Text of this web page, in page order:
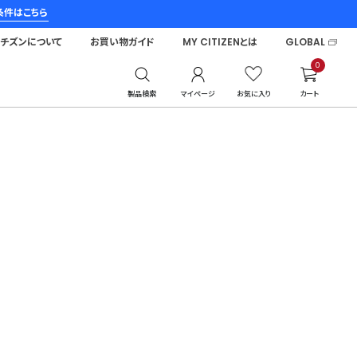
はこちら
製品検索 マイページ お気に入り
0
カート
ズンについて お買い物ガイド MY CITIZENとは GLOBAL